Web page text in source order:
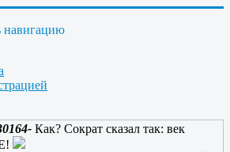
навигацию
через стихи мы
ЖекаК; нахое настроение нам не
быть, Пускай оно печалью станет, Но
Как? Сократ сказал так: век